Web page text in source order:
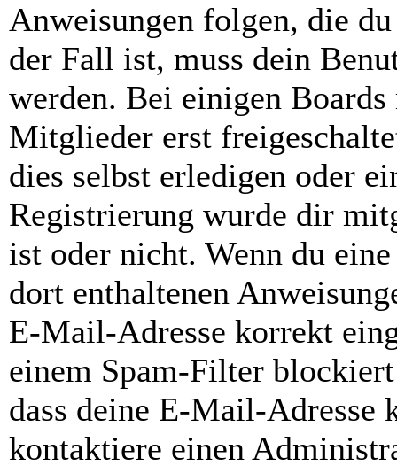
Anweisungen folgen, die
der Fall ist, muss dein
werden. Bei einigen Boards
Mitglieder erst
dies selbst erledigen oder
Registrierung wurde dir
ist oder nicht. Wenn du
dort enthaltenen
E-Mail-Adresse korrekt
einem Spam-Filter
dass deine E-Mail-Adresse
kontaktiere einen